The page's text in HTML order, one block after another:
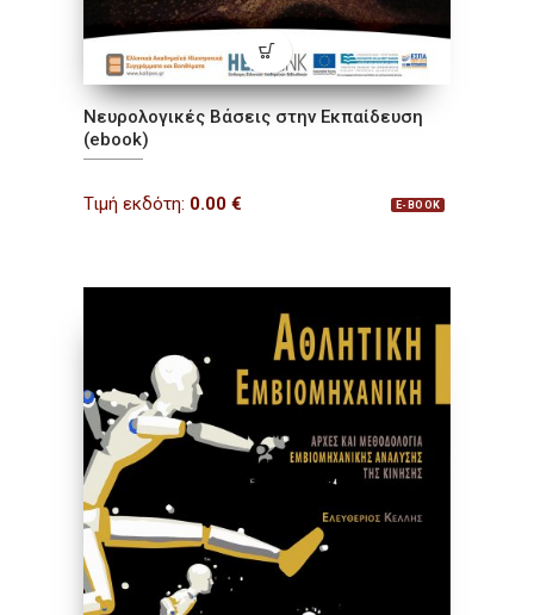
Νευρολογικές Βάσεις στην Εκπαίδευση
(ebook)
E-BOOK
Τιμή εκδότη: 0.00 €